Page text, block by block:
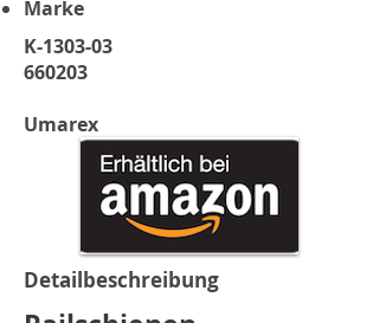
K-1303-03
660203
Umarex
Detailbeschreibung
Marke